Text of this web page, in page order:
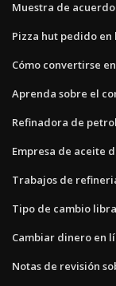
Muestra de
Pizza hut pedido
Cómo convertirse
Aprenda sobre el
Refinadora de
Empresa de aceite
Trabajos de
Tipo de cambio
Cambiar dinero en
Notas de revisión